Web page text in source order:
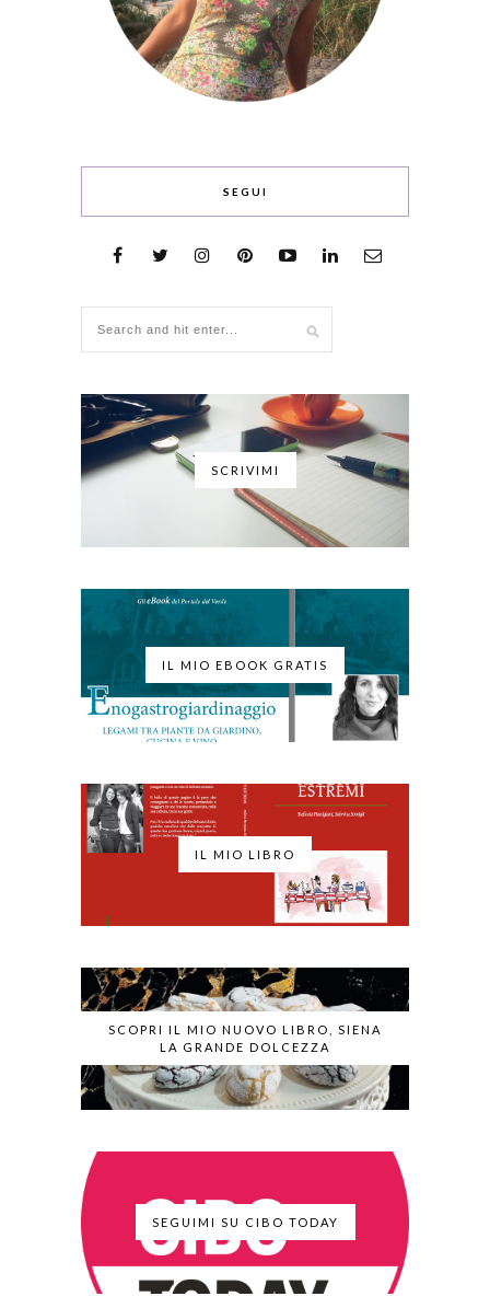
SEGUI
SCRIVIMI
IL MIO EBOOK GRATIS
IL MIO LIBRO
SCOPRI IL MIO NUOVO LIBRO, SIENA
LA GRANDE DOLCEZZA
SEGUIMI SU CIBO TODAY